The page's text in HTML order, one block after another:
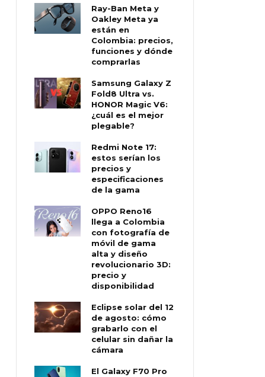
Ray-Ban Meta y
Oakley Meta ya
están en
Colombia: precios,
funciones y dónde
comprarlas
Samsung Galaxy Z
Fold8 Ultra vs.
HONOR Magic V6:
¿cuál es el mejor
plegable?
Redmi Note 17:
estos serían los
precios y
especificaciones
de la gama
OPPO Reno16
llega a Colombia
con fotografía de
móvil de gama
alta y diseño
revolucionario 3D:
precio y
disponibilidad
Eclipse solar del 12
de agosto: cómo
grabarlo con el
celular sin dañar la
cámara
El Galaxy F70 Pro